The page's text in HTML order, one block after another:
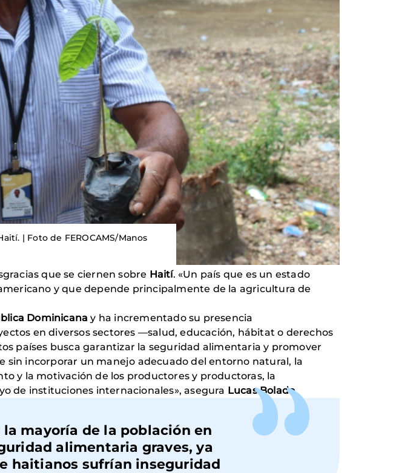
| Foto de FEROCAMS/Manos
que se ciernen sobre Haití. «Un país que es un estado
y que depende principalmente de la agricultura de
Dominicanay ha incrementado su presencia
en diversos sectores —salud, educación, hábitat o derechos
países busca garantizar la seguridad alimentaria y promover
sin incorporar un manejo adecuado del entorno natural, la
y la motivación de los productores y productoras, la
de instituciones internacionales», asegura Lucas Bolado.
mayoría de la población en
alimentaria graves, ya
haitianos sufrían inseguridad